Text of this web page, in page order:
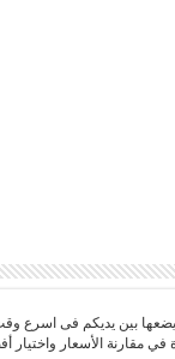
بين يديكم فى اسرع
مقارنة الأسعار